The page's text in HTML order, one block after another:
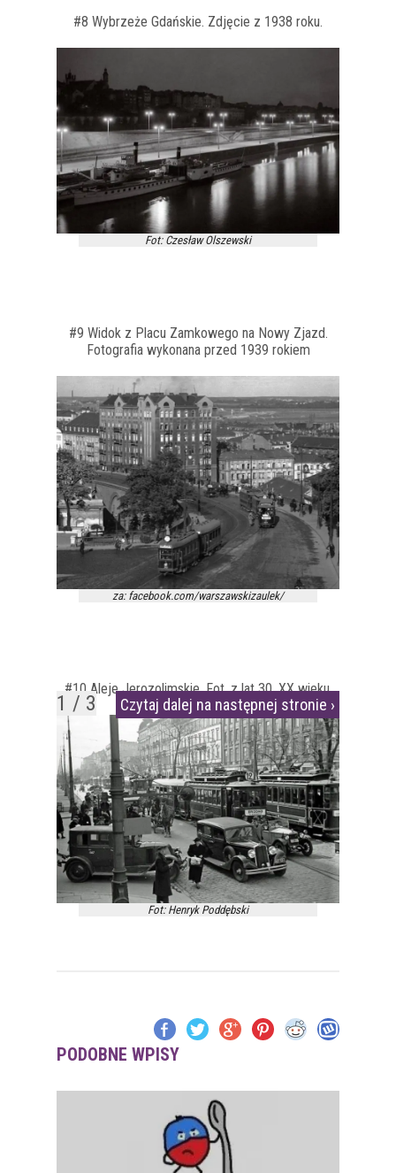
#8 Wybrzeże Gdańskie. Zdjęcie z 1938 roku.
Fot: Czesław Olszewski
#9 Widok z Placu Zamkowego na Nowy Zjazd.
Fotografia wykonana przed 1939 rokiem
za: facebook.com/warszawskizaulek/
#10 Aleje Jerozolimskie. Fot. z lat 30. XX wieku.
Fot: Henryk Poddębski
1 / 3 Czytaj dalej na następnej stronie ›
PODOBNE WPISY